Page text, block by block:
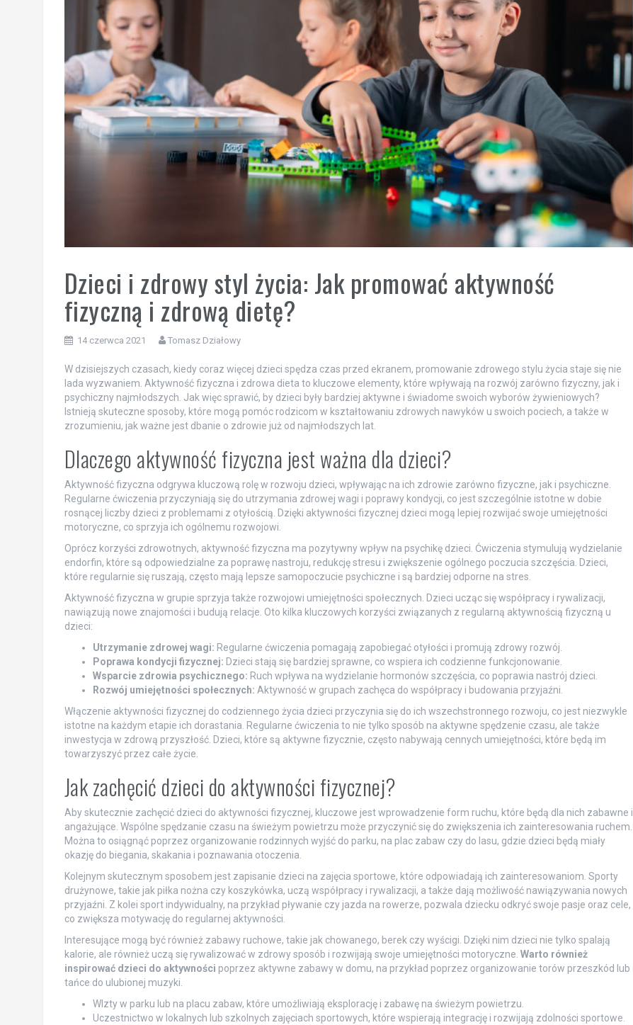
Dzieci i zdrowy styl życia: Jak promować aktywność
fizyczną i zdrową dietę?
14 czerwca 2021 Tomasz Działowy
W dzisiejszych czasach, kiedy coraz więcej dzieci spędza czas przed ekranem, promowanie zdrowego stylu życia staje się nie
lada wyzwaniem. Aktywność fizyczna i zdrowa dieta to kluczowe elementy, które wpływają na rozwój zarówno fizyczny, jak i
psychiczny najmłodszych. Jak więc sprawić, by dzieci były bardziej aktywne i świadome swoich wyborów żywieniowych?
Istnieją skuteczne sposoby, które mogą pomóc rodzicom w kształtowaniu zdrowych nawyków u swoich pociech, a także w
zrozumieniu, jak ważne jest dbanie o zdrowie już od najmłodszych lat.
Dlaczego aktywność fizyczna jest ważna dla dzieci?
Aktywność fizyczna odgrywa kluczową rolę w rozwoju dzieci, wpływając na ich zdrowie zarówno fizyczne, jak i psychiczne.
Regularne ćwiczenia przyczyniają się do utrzymania zdrowej wagi i poprawy kondycji, co jest szczególnie istotne w dobie
rosnącej liczby dzieci z problemami z otyłością. Dzięki aktywności fizycznej dzieci mogą lepiej rozwijać swoje umiejętności
motoryczne, co sprzyja ich ogólnemu rozwojowi.
Oprócz korzyści zdrowotnych, aktywność fizyczna ma pozytywny wpływ na psychikę dzieci. Ćwiczenia stymulują wydzielanie
endorfin, które są odpowiedzialne za poprawę nastroju, redukcję stresu i zwiększenie ogólnego poczucia szczęścia. Dzieci,
które regularnie się ruszają, często mają lepsze samopoczucie psychiczne i są bardziej odporne na stres.
Aktywność fizyczna w grupie sprzyja także rozwojowi umiejętności społecznych. Dzieci ucząc się współpracy i rywalizacji,
nawiązują nowe znajomości i budują relacje. Oto kilka kluczowych korzyści związanych z regularną aktywnością fizyczną u
dzieci:
Utrzymanie zdrowej wagi: Regularne ćwiczenia pomagają zapobiegać otyłości i promują zdrowy rozwój.
Poprawa kondycji fizycznej: Dzieci stają się bardziej sprawne, co wspiera ich codzienne funkcjonowanie.
Wsparcie zdrowia psychicznego: Ruch wpływa na wydzielanie hormonów szczęścia, co poprawia nastrój dzieci.
Rozwój umiejętności społecznych: Aktywność w grupach zachęca do współpracy i budowania przyjaźni.
Włączenie aktywności fizycznej do codziennego życia dzieci przyczynia się do ich wszechstronnego rozwoju, co jest niezwykle
istotne na każdym etapie ich dorastania. Regularne ćwiczenia to nie tylko sposób na aktywne spędzenie czasu, ale także
inwestycja w zdrową przyszłość. Dzieci, które są aktywne fizycznie, często nabywają cennych umiejętności, które będą im
towarzyszyć przez całe życie.
Jak zachęcić dzieci do aktywności fizycznej?
Aby skutecznie zachęcić dzieci do aktywności fizycznej, kluczowe jest wprowadzenie form ruchu, które będą dla nich zabawne i
angażujące. Wspólne spędzanie czasu na świeżym powietrzu może przyczynić się do zwiększenia ich zainteresowania ruchem.
Można to osiągnąć poprzez organizowanie rodzinnych wyjść do parku, na plac zabaw czy do lasu, gdzie dzieci będą miały
okazję do biegania, skakania i poznawania otoczenia.
Kolejnym skutecznym sposobem jest zapisanie dzieci na zajęcia sportowe, które odpowiadają ich zainteresowaniom. Sporty
drużynowe, takie jak piłka nożna czy koszykówka, uczą współpracy i rywalizacji, a także dają możliwość nawiązywania nowych
przyjaźni. Z kolei sport indywidualny, na przykład pływanie czy jazda na rowerze, pozwala dziecku odkryć swoje pasje oraz cele,
co zwiększa motywację do regularnej aktywności.
Interesujące mogą być również zabawy ruchowe, takie jak chowanego, berek czy wyścigi. Dzięki nim dzieci nie tylko spalają
kalorie, ale również uczą się rywalizować w zdrowy sposób i rozwijają swoje umiejętności motoryczne. Warto również
inspirować dzieci do aktywności poprzez aktywne zabawy w domu, na przykład poprzez organizowanie torów przeszkód lub
tańce do ulubionej muzyki.
WIzty w parku lub na placu zabaw, które umożliwiają eksplorację i zabawę na świeżym powietrzu.
Uczestnictwo w lokalnych lub szkolnych zajęciach sportowych, które wspierają integrację i rozwijają zdolności sportowe.